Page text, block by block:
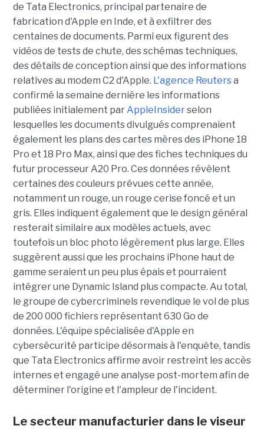
de Tata Electronics, principal partenaire de
fabrication d'Apple en Inde, et à exfiltrer des
centaines de documents. Parmi eux figurent des
vidéos de tests de chute, des schémas techniques,
des détails de conception ainsi que des informations
relatives au modem C2 d'Apple. L'agence Reutersa
confirmé la semaine dernière les informations
publiées initialement parAppleInsiderselon
lesquelles les documents divulgués comprenaient
également les plans des cartes mères des iPhone 18
Pro et 18 Pro Max, ainsi que des fiches techniques du
futur processeur A20 Pro. Ces données révèlent
certaines des couleurs prévues cette année,
notamment un rouge, un rouge cerise foncé et un
gris. Elles indiquent également que le design général
resterait similaire aux modèles actuels, avec
toutefois un bloc photo légèrement plus large. Elles
suggèrent aussi que les prochains iPhone haut de
gamme seraient un peu plus épais et pourraient
intégrer une Dynamic Island plus compacte. Au total,
le groupe de cybercriminels revendique le vol de plus
de 200 000 fichiers représentant 630 Go de
données. L'équipe spécialisée d'Apple en
cybersécurité participe désormais à l'enquête, tandis
que Tata Electronics affirme avoir restreint les accès
internes et engagé une analyse post-mortem afin de
déterminer l'origine et l'ampleur de l'incident.
Le secteur manufacturier dans le viseur